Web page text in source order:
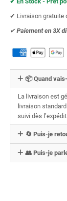
✔︎ Livraison gratuite
✔︎ Paiement en 3X
📦 Quand
La livraison est
livraison
suivi dès
🔄 Puis-je
👥 Puis-je